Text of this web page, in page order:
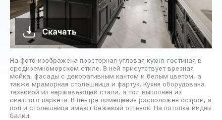
Скачать
На фото изображена просторная угловая кухня-гостиная в
средиземноморском стиле. В ней присутствует врезная
мойка, фасады с декоративным кантом и белым цветом, а
также мраморная столешница и фартук. Кухня оборудована
техникой из нержавеющей стали, а пол выполнен из
светлого паркета. В центре помещения расположен остров, а
пол и столешница имеют бежевый оттенок. На потолке видны
балки.